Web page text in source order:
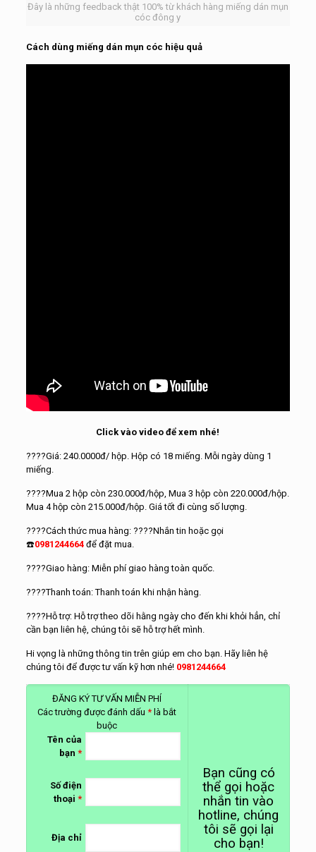
Đây là những feedback thật 100% từ khách hàng miếng dán mụn
cóc đông y
Cách dùng miếng dán mụn cóc hiệu quả
Click vào video để xem nhé!
????Giá: 240.0000đ/ hộp. Hộp có 18 miếng. Mỗi ngày dùng 1
miếng.
????Mua 2 hộp còn 230.000đ/hộp, Mua 3 hộp còn 220.000đ/hộp.
Mua 4 hộp còn 215.000đ/hộp. Giá tốt đi cùng số lượng.
????Cách thức mua hàng: ????Nhắn tin hoặc gọi
☎️0981244664 để đặt mua.
????Giao hàng: Miễn phí giao hàng toàn quốc.
????Thanh toán: Thanh toán khi nhận hàng.
????Hỗ trợ: Hỗ trợ theo dõi hằng ngày cho đến khi khỏi hẳn, chỉ
cần bạn liên hệ, chúng tôi sẽ hỗ trợ hết mình.
Hi vọng là những thông tin trên giúp em cho bạn. Hãy liên hệ
chúng tôi để được tư vấn kỹ hơn nhé! 0981244664
ĐĂNG KÝ TƯ VẤN MIỄN PHÍ
Các trường được đánh dấu* là bắt
buộc
Tên của
bạn*
Số điện
thoại*
Địa chỉ
Bạn cũng có
thể gọi hoặc
nhắn tin vào
hotline, chúng
tôi sẽ gọi lại
cho bạn!